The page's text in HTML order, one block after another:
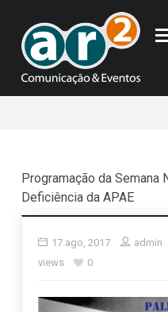
Programação da Semana
Deficiência da APAE
17 ago, 2017 admin
views
0